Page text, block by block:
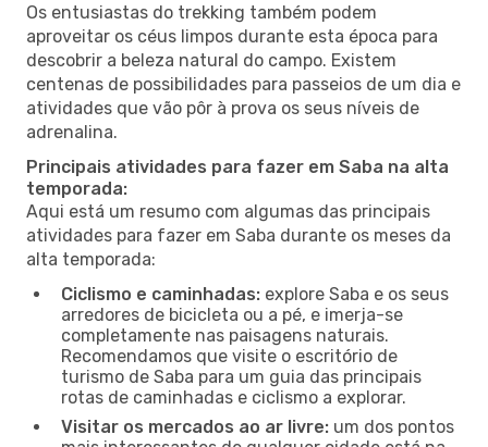
Os entusiastas do trekking também podem
aproveitar os céus limpos durante esta época para
descobrir a beleza natural do campo. Existem
centenas de possibilidades para passeios de um dia e
atividades que vão pôr à prova os seus níveis de
adrenalina.
Principais atividades para fazer em Saba na alta
temporada:
Aqui está um resumo com algumas das principais
atividades para fazer em Saba durante os meses da
alta temporada:
Ciclismo e caminhadas: explore Saba e os seus
arredores de bicicleta ou a pé, e imerja-se
completamente nas paisagens naturais.
Recomendamos que visite o escritório de
turismo de Saba para um guia das principais
rotas de caminhadas e ciclismo a explorar.
Visitar os mercados ao ar livre: um dos pontos